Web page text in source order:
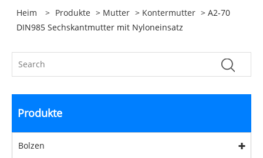
Heim > Produkte > Mutter > Kontermutter > A2-70
DIN985 Sechskantmutter mit Nyloneinsatz
Produkte
Bolzen